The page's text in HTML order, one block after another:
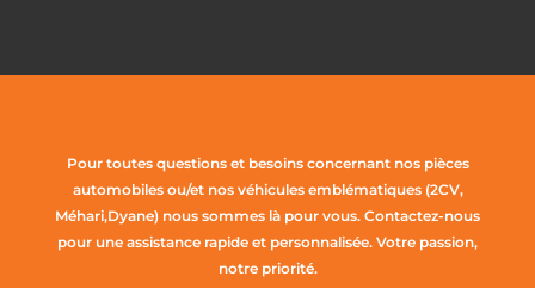
Pour toutes questions et besoins concernant nos pièces
automobiles ou/et nos véhicules emblématiques (2CV,
Méhari,Dyane) nous sommes là pour vous. Contactez-nous
pour une assistance rapide et personnalisée. Votre passion,
notre priorité.